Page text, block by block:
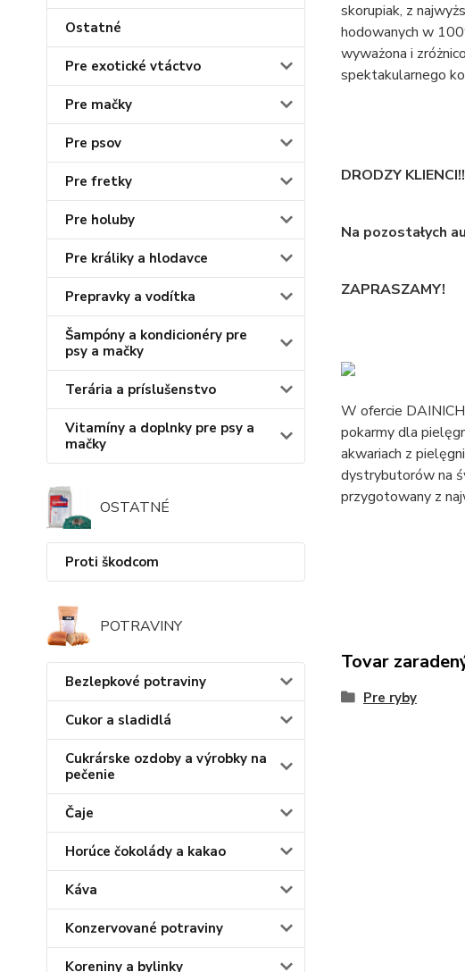
Ostatné
Pre exotické vtáctvo
Pre mačky
Pre psov
Pre fretky
Pre holuby
Pre králiky a hlodavce
Prepravky a vodítka
Šampóny a kondicionéry pre
psy a mačky
Terária a príslušenstvo
Vitamíny a doplnky pre psy a
mačky
OSTATNÉ
Proti škodcom
POTRAVINY
Bezlepkové potraviny
Cukor a sladidlá
Cukrárske ozdoby a výrobky na
pečenie
Čaje
Horúce čokolády a kakao
Káva
Konzervované potraviny
Koreniny a bylinky
skorupiak, z
hodowanych w
wyważona i
spektakularnego
DRODZY KLIENCI!!
Na pozostałych
ZAPRASZAMY!
W ofercie
pokarmy dla
akwariach z
dystrybutorów na
przygotowany z
Tovar
Pre ryby